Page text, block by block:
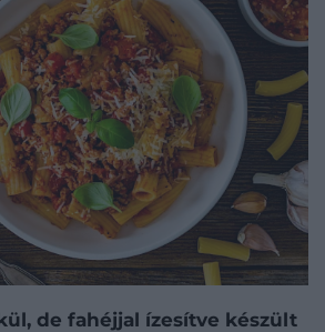
de fahéjjal ízesítve készült